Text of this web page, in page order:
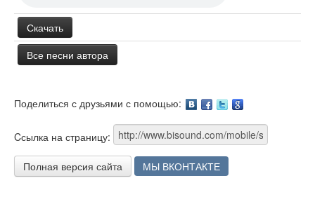
Скачать
Все песни автора
Поделиться с друзьями с помощью:
Cсылка на страницу:
Полная версия сайта МЫ ВКОНТАКТЕ